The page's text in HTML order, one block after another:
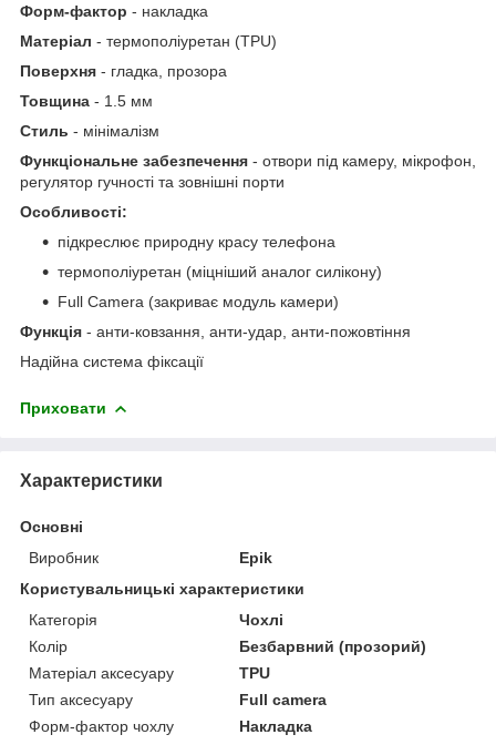
Форм-фактор - накладка
Матеріал - термополiуретан (TPU)
Поверхня - гладка, прозора
Товщина - 1.5 мм
Стиль - мінімалізм
Функціональне забезпечення - отвори під камеру, мікрофон,
регулятор гучності та зовнішні порти
Особливості:
підкреслює природну красу телефона
термополiуретан (міцніший аналог силікону)
Full Camera (закриває модуль камери)
Функція - анти-ковзання, анти-удар, анти-пожовтіння
Надійна система фіксації
Приховати
Характеристики
Основні
Виробник
Epik
Користувальницькі характеристики
Категорія
Чохлі
Колір
Безбарвний (прозорий)
Матеріал аксесуару
TPU
Тип аксесуару
Full camera
Форм-фактор чохлу
Накладка